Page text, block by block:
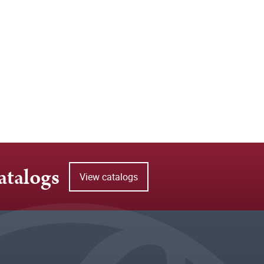
View catalogs